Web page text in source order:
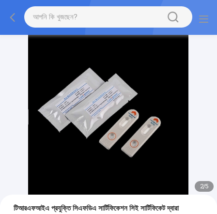
2/5
টিআরএফআইএ প্রযুক্তি সিএফডিএ সার্টিফিকেশন সিই সার্টিফিকেট দ্বারা